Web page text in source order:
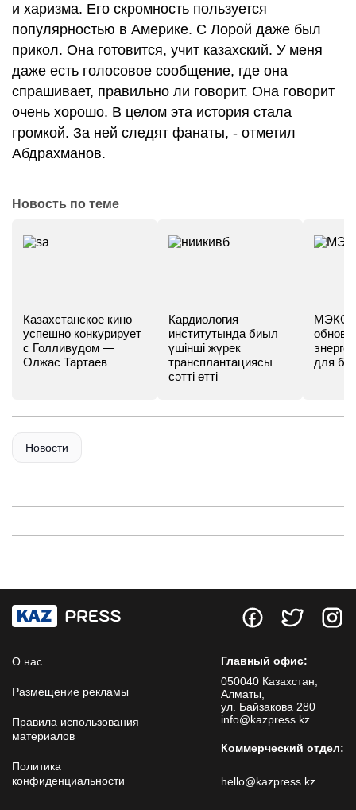
и харизма. Его скромность пользуется
популярностью в Америке. С Лорой даже был
прикол. Она готовится, учит казахский. У меня
даже есть голосовое сообщение, где она
спрашивает, правильно ли говорит. Она говорит
очень хорошо. В целом эта история стала
громкой. За ней следят фанаты, - отметил
Абдрахманов.
Новость по теме
Казахстанское кино
успешно конкурирует
с Голливудом —
Олжас Тартаев
Кардиология
институтында биыл
үшінші жүрек
трансплантациясы
сәтті өтті
МЭКС -
для
Новости
О нас
Размещение рекламы
Правила использования
материалов
Политика
конфиденциальности
Главный офис:
050040 Казахстан,
Алматы,
ул. Байзакова 280
info@kazpress.kz
Коммерческий отдел:
hello@kazpress.kz